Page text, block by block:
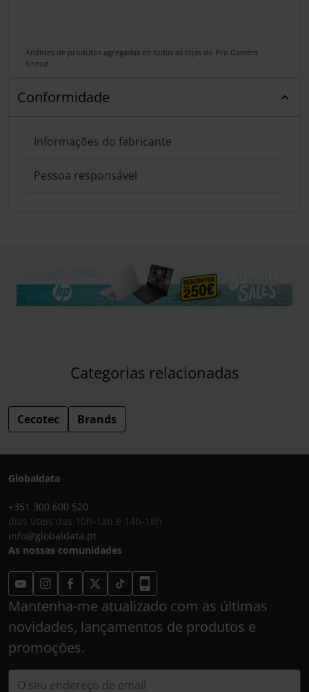
Análises de produtos agregadas de todas as lojas do Pro Gamers
Group.
Conformidade
Informações do fabricante
Pessoa responsável
Categorias relacionadas
Cecotec Brands
Globaldata
+351 300 600 520
dias úteis das 10h-13h e 14h-18h
info@globaldata.pt
As nossas comunidades
Mantenha-me atualizado com as últimas
novidades, lançamentos de produtos e
promoções.